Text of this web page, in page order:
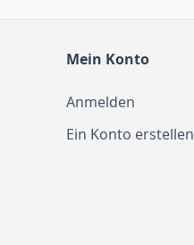
Mein Konto
Anmelden
Ein Konto erstellen